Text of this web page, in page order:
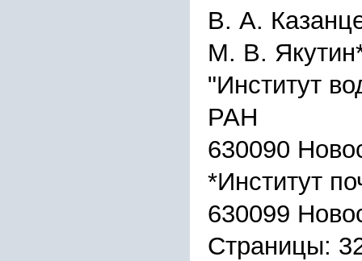
В. А.
М. В.
"Институт
РАН
630090
*Институт
630099
Страницы: